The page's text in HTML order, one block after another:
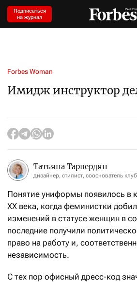
Подписаться
на журнал
Forbes Woman
Имидж инструктор
Татьяна Тарвердян
дизайнер, стилист, сооснователь
Понятие униформы появилось в
XX века, когда феминистки
изменений в статусе женщин в
последние получили
право на работу и,
независимость.
С тех пор офисный дресс-код